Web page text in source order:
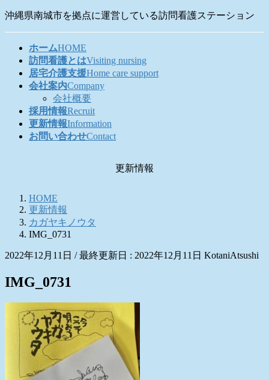
コ
ナ
沖縄県南城市を拠点に運営している訪問看護ステーション
ホームHOME
訪問看護とはVisiting nursing
居宅介護支援Home care support
会社案内Company
会社概要
採用情報Recruit
更新情報Information
お問い合わせContact
更新情報
HOME
更新情報
カガヤキノウタ
IMG_0731
2022年12月11日 / 最終更新日 : 2022年12月11日 KotaniAtsushi
IMG_0731